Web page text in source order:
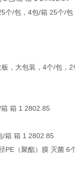
个/包，4包/箱 25个/
，大包装，4个/包，
箱 1 2802.85
/箱 箱 1 2802.85
PE（聚酯）膜 灭菌 6